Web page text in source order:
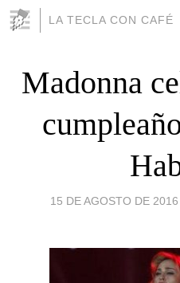
LA TECLA CON CAFÉ
Madonna
15 DE AGOSTO DE